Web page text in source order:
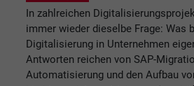
In zahlreichen
immer wieder dieselbe Frage: Was
Digitalisierung in Unternehmen
Antworten reichen von SAP-
Automatisierung und den Aufbau